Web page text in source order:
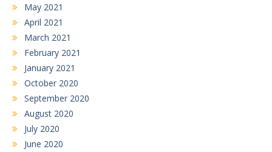
May 2021
April 2021
March 2021
February 2021
January 2021
October 2020
September 2020
August 2020
July 2020
June 2020